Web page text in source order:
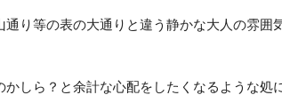
り等の表の大通りと違う静かな大人の雰囲
しら？と余計な心配をしたくなるような処